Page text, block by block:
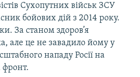
Сухопутних військ ЗСУ
бойових дій з 2014 року.
За станом здоров’я
але це не завадило йому у
нападу Росії на
фронт.